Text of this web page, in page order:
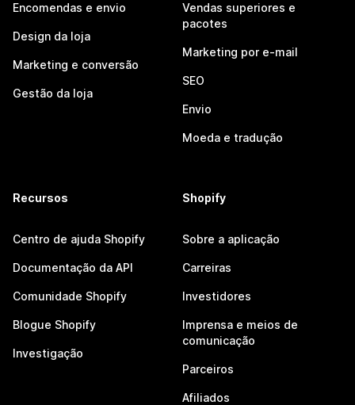
Encomendas e envio
Design da loja
Marketing e conversão
Gestão da loja
Vendas superiores e
pacotes
Marketing por e-mail
SEO
Envio
Moeda e tradução
Recursos
Centro de ajuda Shopify
Documentação da API
Comunidade Shopify
Blogue Shopify
Investigação
Shopify
Sobre a aplicação
Carreiras
Investidores
Imprensa e meios de
comunicação
Parceiros
Afiliados